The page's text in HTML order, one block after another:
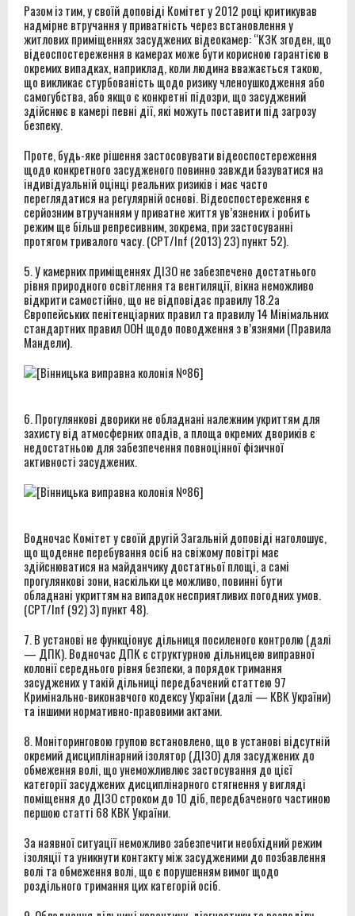
Разом із тим, у своїй доповіді Комітет у 2012 році критикував
надмірне втручання у приватність через встановлення у
житлових приміщеннях засуджених відеокамер: “КЗК згоден, що
відеоспостереження в камерах може бути корисною гарантією в
окремих випадках, наприклад, коли людина вважається такою,
що викликає стурбованість щодо ризику членоушкодження або
самогубства, або якщо є конкретні підозри, що засуджений
здійснює в камері певні дії, які можуть поставити під загрозу
безпеку.
Проте, будь-яке рішення застосовувати відеоспостереження
щодо конкретного засудженого повинно завжди базуватися на
індивідуальній оцінці реальних ризиків і має часто
переглядатися на регулярній основі. Відеоспостереження є
серйозним втручанням у приватне життя ув’язнених і робить
режим ще більш репресивним, зокрема, при застосуванні
протягом тривалого часу. (CPT/Inf (2013) 23) пункт 52).
5. У камерних приміщеннях ДІЗО не забезпечено достатнього
рівня природного освітлення та вентиляції, вікна неможливо
відкрити самостійно, що не відповідає правилу 18.2а
Європейських пенітенціарних правил та правилу 14 Мінімальних
стандартних правил ООН щодо поводження з в’язнями (Правила
Мандели).
6. Прогулянкові дворики не обладнані належним укриттям для
захисту від атмосферних опадів, а площа окремих двориків є
недостатньою для забезпечення повноцінної фізичної
активності засуджених.
Водночас Комітет у своїй другій Загальній доповіді наголошує,
що щоденне перебування осіб на свіжому повітрі має
здійснюватися на майданчику достатньої площі, а самі
прогулянкові зони, наскільки це можливо, повинні бути
обладнані укриттям на випадок несприятливих погодних умов.
(CPT/Inf (92) 3) пункт 48).
7. В установі не функціонує дільниця посиленого контролю (далі
— ДПК). Водночас ДПК є структурною дільницею виправної
колонії середнього рівня безпеки, а порядок тримання
засуджених у такій дільниці передбачений статтею 97
Кримінально-виконавчого кодексу України (далі — КВК України)
та іншими нормативно-правовими актами.
8. Моніторинговою групою встановлено, що в установі відсутній
окремий дисциплінарний ізолятор (ДІЗО) для засуджених до
обмеження волі, що унеможливлює застосування до цієї
категорії засуджених дисциплінарного стягнення у вигляді
поміщення до ДІЗО строком до 10 діб, передбаченого частиною
першою статті 68 КВК України.
За наявної ситуації неможливо забезпечити необхідний режим
ізоляції та уникнути контакту між засудженими до позбавлення
волі та обмеження волі, що є порушенням вимог щодо
роздільного тримання цих категорій осіб.